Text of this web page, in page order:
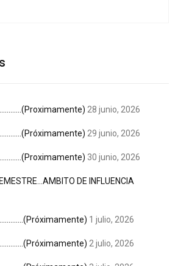
28 junio, 2026
29 junio, 2026
30 junio, 2026
DE INFLUENCIA
1 julio, 2026
2 julio, 2026